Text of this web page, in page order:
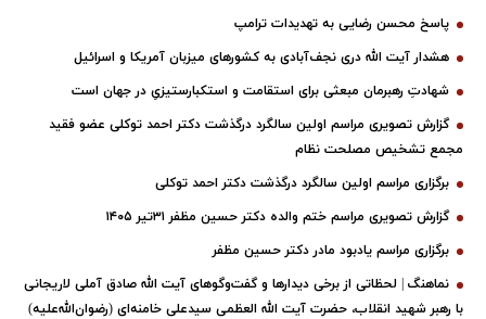
پاسخ محسن رضایی به تهدیدات ترامپ
هشدار آیت الله دری نجف‌آبادی به کشورهای میزبان آمریکا و اسرائیل
شهادتِ رهبرمان مبعثی برای استقامت و استکبارستیزیِ در جهان است
گزارش تصویری مراسم اولین سالگرد درگذشت دکتر احمد توکلی عضو فقید
مجمع تشخیص مصلحت نظام
برگزاری مراسم اولین سالگرد درگذشت دکتر احمد توکلی
گزارش تصویری مراسم ختم والده دکتر حسین مظفر ۳۱تیر ۱۴۰۵
برگزاری مراسم یادبود مادر دکتر حسین مظفر
نماهنگ | لحظاتی از برخی دیدارها و گفت‌وگوهای آیت ‌الله صادق آملی لاریجانی
با رهبر شهید انقلاب، حضرت آیت‌ الله العظمی سیدعلی خامنه‌ای (رضوان‌الله‌علیه)